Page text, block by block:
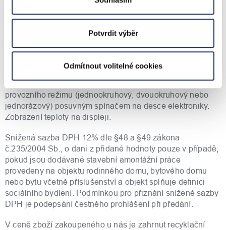
Potvrdit výběr
Odmítnout volitelné cookies
Instalace a servis
Univerzální konzoly pro zavěšení na stěnu jsou pevnou
součástí ohřívače. Zapouzdřené keramické topné těleso
(vyměnitelné bez vypouštění vody). Vertikální a
na topné přírubě. Možnost omezení teploty 7 - 85 °C. Volba
provozního režimu (jednookruhový, dvouokruhový nebo
jednorázový) posuvným spínačem na desce elektroniky.
Zobrazení teploty na displeji.
Snížená sazba DPH 12% dle §48 a §49 zákona
č.235/2004 Sb., o dani z přidané hodnoty pouze v případě,
pokud jsou dodávané stavební amontážní práce
provedeny na objektu rodinného domu, bytového domu
nebo bytu včetně příslušenství a objekt splňuje definici
sociálního bydlení. Podmínkou pro přiznání snížené sazby
DPH je podepsání čestného prohlášení při předání.
V ceně zboží zakoupeného u nás je zahrnut recyklační